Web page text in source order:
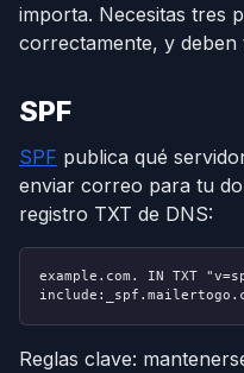
importa. Necesitas tres
correctamente, y deben
SPF
SPF publica qué
enviar correo para tu
registro TXT de DNS:
example.com. IN TXT
Reglas clave: